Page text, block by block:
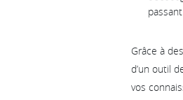
Grâce à
d’un outil
vos